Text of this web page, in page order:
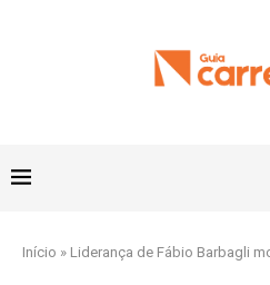
Início » Liderança de Fábio Barbagli